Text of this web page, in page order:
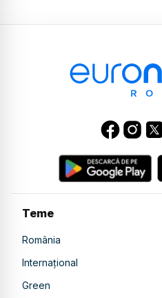
Teme
România
Internațional
Green